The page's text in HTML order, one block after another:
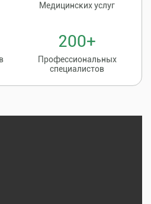
Медицинских услуг
200+
Профессиональных
специалистов